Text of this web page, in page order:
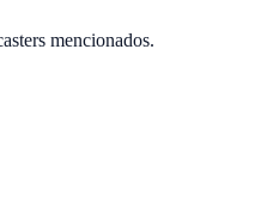
mencionados.